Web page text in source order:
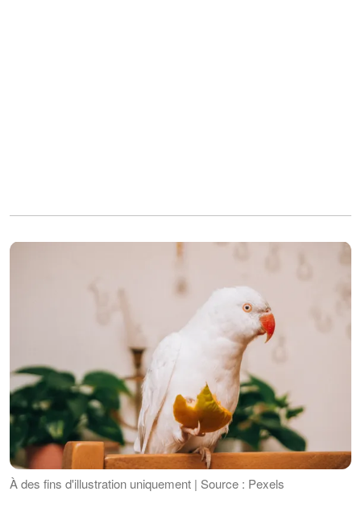
À des fins d'illustration uniquement | Source : Pexels